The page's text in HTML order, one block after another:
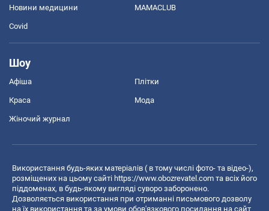
Новини медицини MAMACLUB
Covid
Шоу
Афіша Плітки
Краса Мода
Жіночий журнал
Використання будь-яких матеріалів ( в тому числі фото- та відео-),
розміщених на цьому сайті https://www.obozrevatel.com та всіх його
піддоменах, в будь-якому вигляді суворо заборонено.
Дозволяється використання при отриманні письмового дозволу
на їх використання та за умови обов'язкового посилання на сайт